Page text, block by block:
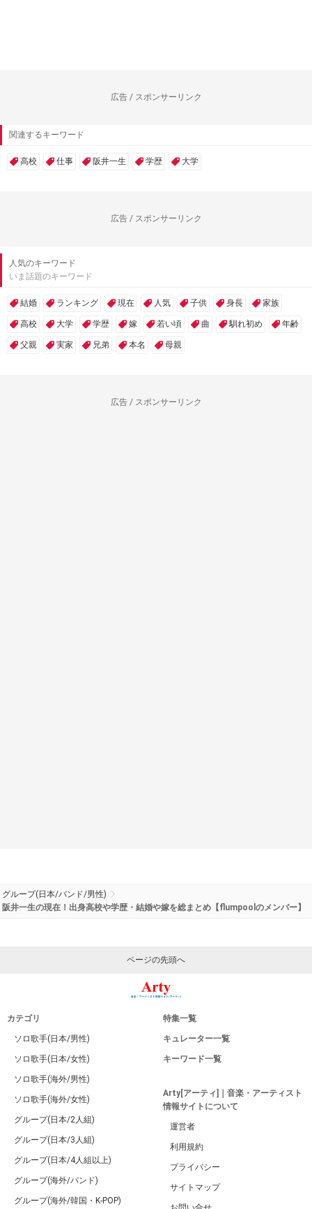
広告 / スポンサーリンク
関連するキーワード
高校 仕事 阪井一生 学歴 大学
広告 / スポンサーリンク
人気のキーワード
いま話題のキーワード
結婚 ランキング 現在 人気 子供 身長 家族
高校 大学 学歴 嫁 若い頃 曲 馴れ初め 年齢
父親 実家 兄弟 本名 母親
広告 / スポンサーリンク
グループ(日本/バンド/男性)
阪井一生の現在！出身高校や学歴・結婚や嫁を総まとめ【flumpoolのメンバー】
ページの先頭へ
カテゴリ
ソロ歌手(日本/男性)
ソロ歌手(日本/女性)
ソロ歌手(海外/男性)
ソロ歌手(海外/女性)
グループ(日本/2人組)
グループ(日本/3人組)
グループ(日本/4人組以上)
グループ(海外/バンド)
グループ(海外/韓国・K-POP)
特集一覧
キュレーター一覧
キーワード一覧
Arty[アーティ]｜音楽・アーティスト
情報サイトについて
運営者
利用規約
プライバシー
サイトマップ